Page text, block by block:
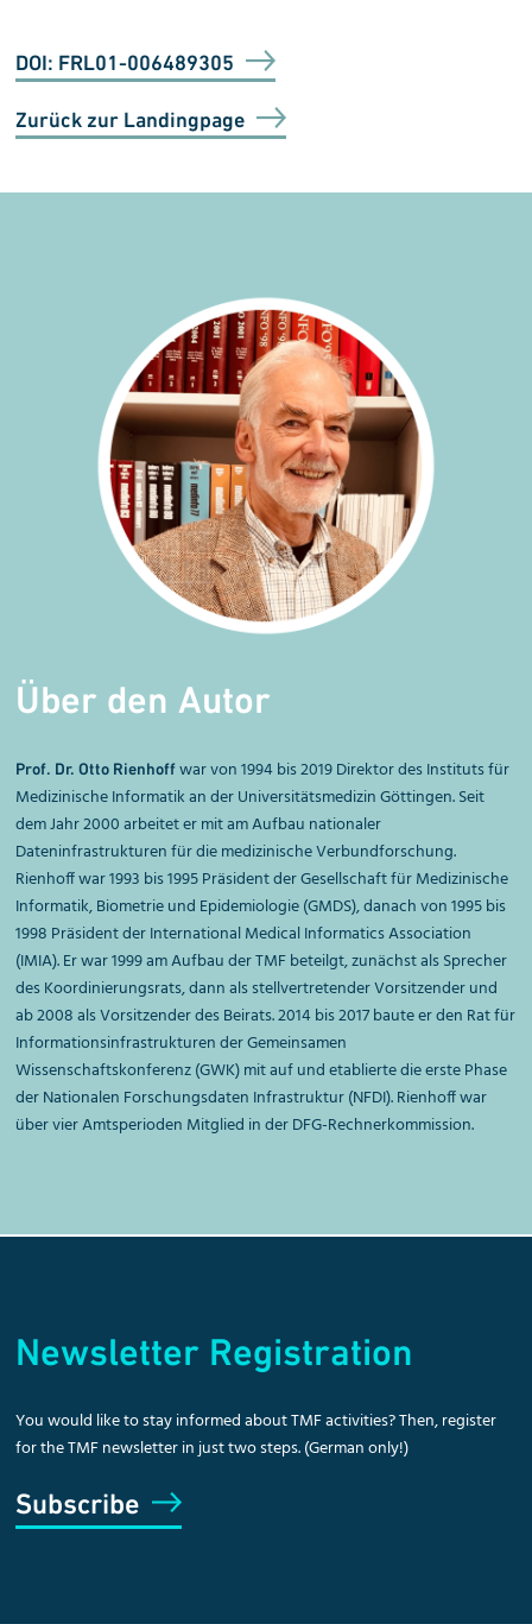
DOI: FRL01-006489305
Zurück zur Landingpage
Über den Autor
Prof. Dr. Otto Rienhoffwar von 1994 bis 2019 Direktor desInstituts für
Medizinische Informatik an der Universitätsmedizin Göttingen. Seit
dem Jahr 2000 arbeitet er mit am Aufbau nationaler
Dateninfrastrukturen für die medizinische Verbundforschung.
Rienhoff war 1993 bis 1995 Präsident der Gesellschaft für Medizinische
Informatik, Biometrie und Epidemiologie (GMDS), danach von 1995 bis
1998 Präsident der International Medical Informatics Association
(IMIA). Er war 1999 am Aufbau der TMF beteilgt, zunächst als Sprecher
des Koordinierungsrats, dann als stellvertretender Vorsitzender und
ab 2008 als Vorsitzender des Beirats. 2014 bis 2017 baute er den Rat für
Informations­infrastrukturen der Gemeinsamen
Wissenschaftskonferenz (GWK) mit auf und etablierte die erste Phase
der Nationalen Forschungsdaten Infrastruktur (NFDI). Rienhoff war
über vier Amtsperioden Mitglied in der DFG-Rechnerkommission.
Newsletter Registration
You would like to stay informed about TMF activities? Then, register
for the TMF newsletter in just two steps. (German only!)
Subscribe